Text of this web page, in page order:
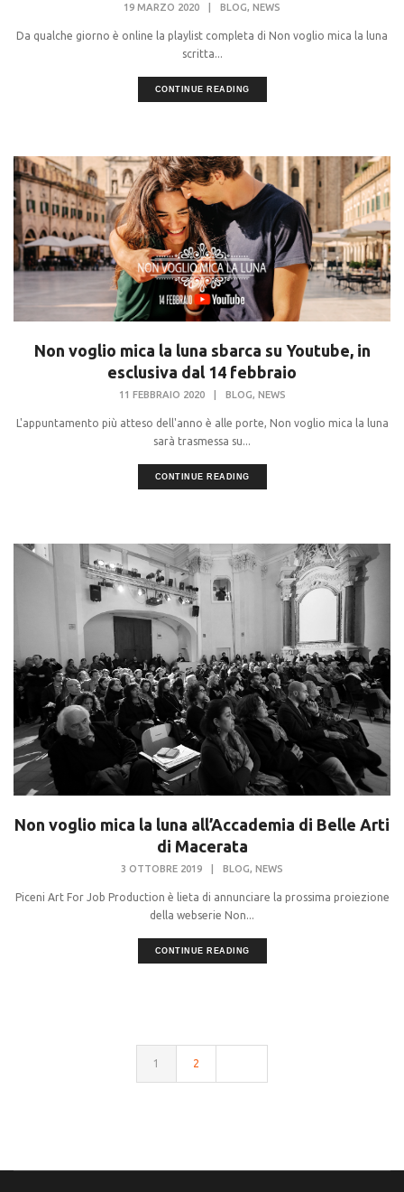
19 MARZO 2020 BLOG NEWS
Da qualche giorno è online la playlist completa di Non voglio mica la luna
scritta...
CONTINUE READING
Non voglio mica la luna sbarca su Youtube, in
esclusiva dal 14 febbraio
11 FEBBRAIO 2020 BLOG NEWS
L'appuntamento più atteso dell'anno è alle porte, Non voglio mica la luna
sarà trasmessa su...
CONTINUE READING
Non voglio mica la luna all’Accademia di Belle Arti
di Macerata
3 OTTOBRE 2019 BLOG NEWS
Piceni Art For Job Production è lieta di annunciare la prossima proiezione
della webserie Non...
CONTINUE READING
1 2